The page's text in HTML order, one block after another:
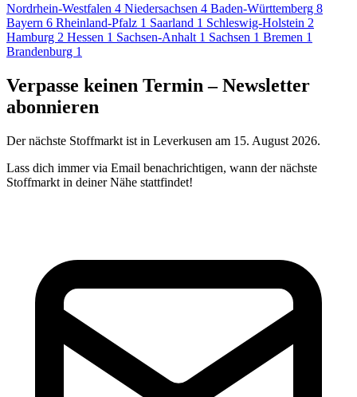
Nordrhein-Westfalen 4 Niedersachsen 4 Baden-Württemberg 8
Bayern 6 Rheinland-Pfalz 1 Saarland 1 Schleswig-Holstein 2
Hamburg 2 Hessen 1 Sachsen-Anhalt 1 Sachsen 1 Bremen 1
Brandenburg 1
Verpasse keinen Termin – Newsletter
abonnieren
Der nächste Stoffmarkt ist in Leverkusen am 15. August 2026.
Lass dich immer via Email benachrichtigen, wann der nächste
Stoffmarkt in deiner Nähe stattfindet!